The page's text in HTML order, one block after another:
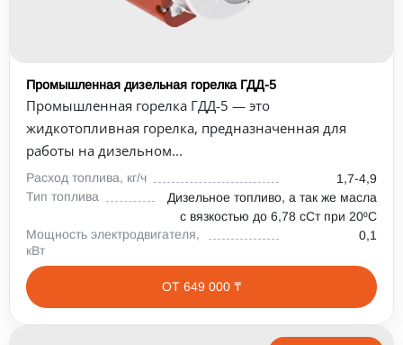
Промышленная дизельная горелка ГДД-5
Промышленная горелка ГДД-5 — это
жидкотопливная горелка, предназначенная для
работы на дизельном...
Расход топлива, кг/ч
1,7-4,9
Тип топлива
Дизельное топливо, а так же масла
с вязкостью до 6,78 сСт при 20⁰С
Мощность электродвигателя,
кВт
0,1
ОТ 649 000 ₸